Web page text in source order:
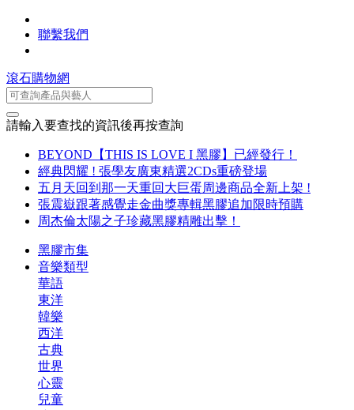
聯繫我們
滾石購物網
請輸入要查找的資訊後再按查詢
BEYOND【THIS IS LOVE I 黑膠】已經發行！
經典閃耀 ! 張學友廣東精選2CDs重磅登場
五月天回到那一天重回大巨蛋周邊商品全新上架 !
張震嶽跟著感覺走金曲獎專輯黑膠追加限時預購
周杰倫太陽之子珍藏黑膠精雕出擊！
黑膠市集
音樂類型
華語
東洋
韓樂
西洋
古典
世界
心靈
兒童